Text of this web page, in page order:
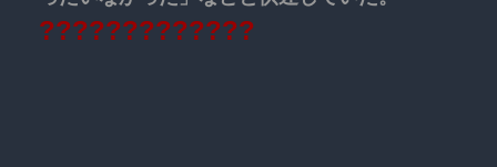
?????????????